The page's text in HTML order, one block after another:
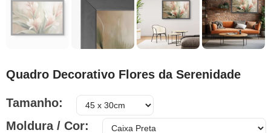
Quadro Decorativo Flores da Serenidade
Tamanho
Moldura / Cor